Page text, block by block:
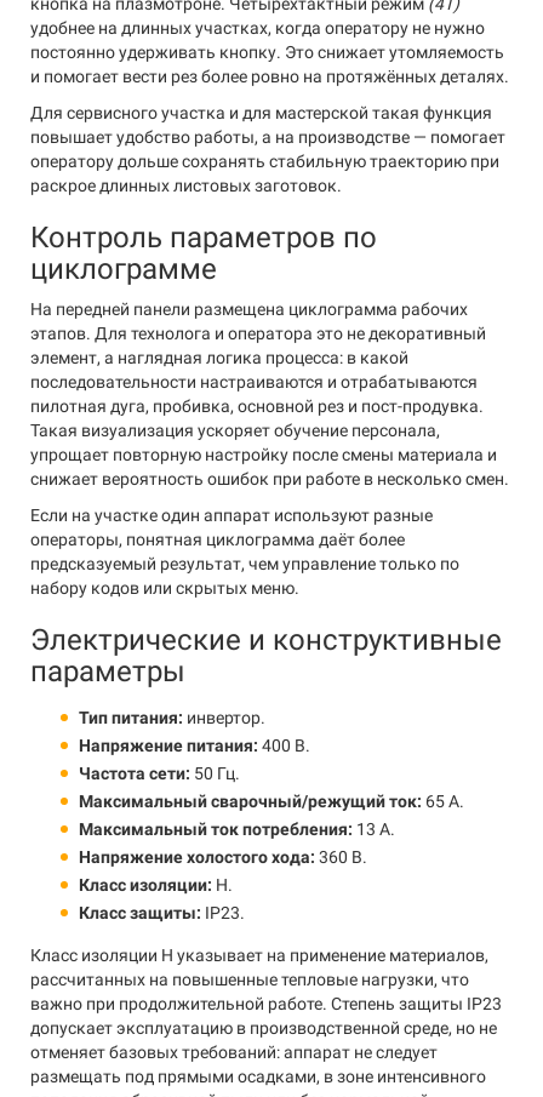
удобнее на длинных участках, когда оператору не нужно
постоянно удерживать кнопку. Это снижает утомляемость
и помогает вести рез более ровно на протяжённых деталях.
Для сервисного участка и для мастерской такая функция
повышает удобство работы, а на производстве — помогает
оператору дольше сохранять стабильную траекторию при
раскрое длинных листовых заготовок.
Контроль параметров по
циклограмме
На передней панели размещена циклограмма рабочих
этапов. Для технолога и оператора это не декоративный
элемент, а наглядная логика процесса: в какой
последовательности настраиваются и отрабатываются
пилотная дуга, пробивка, основной рез и пост-продувка.
Такая визуализация ускоряет обучение персонала,
упрощает повторную настройку после смены материала и
снижает вероятность ошибок при работе в несколько смен.
Если на участке один аппарат используют разные
операторы, понятная циклограмма даёт более
предсказуемый результат, чем управление только по
набору кодов или скрытых меню.
Электрические и конструктивные
параметры
Тип питания: инвертор.
Напряжение питания: 400 В.
Частота сети: 50 Гц.
Максимальный сварочный/режущий ток: 65 А.
Максимальный ток потребления: 13 А.
Напряжение холостого хода: 360 В.
Класс изоляции: H.
Класс защиты: IP23.
Класс изоляции H указывает на применение материалов,
рассчитанных на повышенные тепловые нагрузки, что
важно при продолжительной работе. Степень защиты IP23
допускает эксплуатацию в производственной среде, но не
отменяет базовых требований: аппарат не следует
размещать под прямыми осадками, в зоне интенсивного